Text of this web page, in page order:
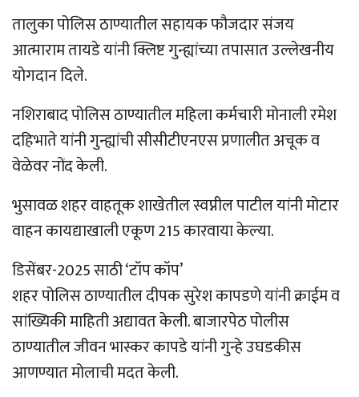
तालुका पोलिस ठाण्यातील सहायक फौजदार संजय
आत्माराम तायडे यांनी क्लिष्ट गुन्ह्यांच्या तपासात उल्लेखनीय
योगदान दिले.
नशिराबाद पोलिस ठाण्यातील महिला कर्मचारी मोनाली रमेश
दहिभाते यांनी गुन्ह्यांची सीसीटीएनएस प्रणालीत अचूक व
वेळेवर नोंद केली.
भुसावळ शहर वाहतूक शाखेतील स्वप्नील पाटील यांनी मोटार
वाहन कायद्याखाली एकूण 215 कारवाया केल्या.
डिसेंबर-2025 साठी ‘टॉप कॉप’
शहर पोलिस ठाण्यातील दीपक सुरेश कापडणे यांनी क्राईम व
सांख्यिकी माहिती अद्यावत केली. बाजारपेठ पोलीस
ठाण्यातील जीवन भास्कर कापडे यांनी गुन्हे उघडकीस
आणण्यात मोलाची मदत केली.